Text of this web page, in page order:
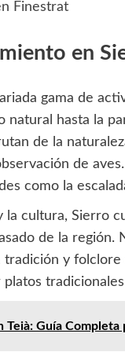
Finestrat
en
gama de
natural hasta la
de la
de
como la
la cultura, Sierro
de la región.
y
Teià: Guía